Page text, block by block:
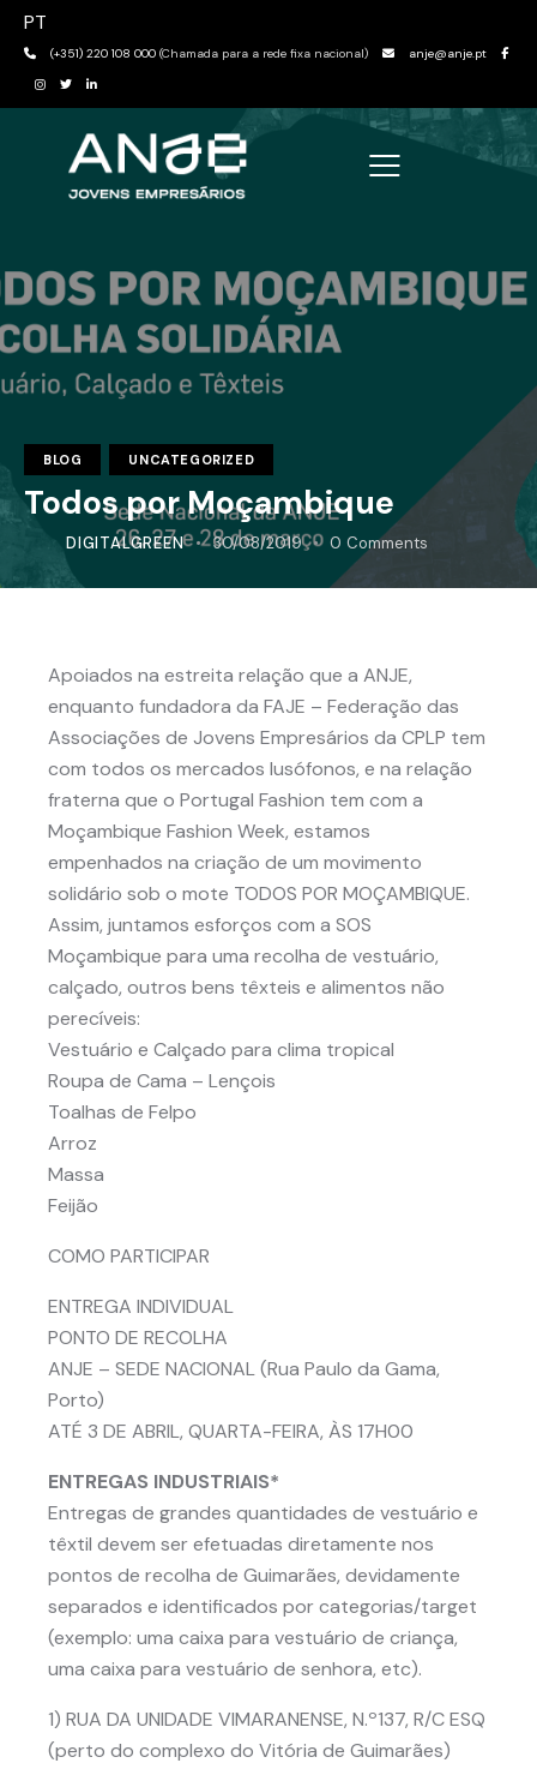
PT
(+351) 220 108 000 (Chamada para a rede fixa nacional) anje@anje.pt
BLOG UNCATEGORIZED
Todos por Moçambique
DIGITALGREEN 30/08/2019 0 Comments
Apoiados na estreita relação que a ANJE,
enquanto fundadora da FAJE – Federação das
Associações de Jovens Empresários da CPLP tem
com todos os mercados lusófonos, e na relação
fraterna que o Portugal Fashion tem com a
Moçambique Fashion Week, estamos
empenhados na criação de um movimento
solidário sob o mote TODOS POR MOÇAMBIQUE.
Assim, juntamos esforços com a SOS
Moçambique para uma recolha de vestuário,
calçado, outros bens têxteis e alimentos não
perecíveis:
Vestuário e Calçado para clima tropical
Roupa de Cama – Lençois
Toalhas de Felpo
Arroz
Massa
Feijão
COMO PARTICIPAR
ENTREGA INDIVIDUAL
PONTO DE RECOLHA
ANJE – SEDE NACIONAL (Rua Paulo da Gama,
Porto)
ATÉ 3 DE ABRIL, QUARTA-FEIRA, ÀS 17H00
ENTREGAS INDUSTRIAIS*
Entregas de grandes quantidades de vestuário e
têxtil devem ser efetuadas diretamente nos
pontos de recolha de Guimarães, devidamente
separados e identificados por categorias/target
(exemplo: uma caixa para vestuário de criança,
uma caixa para vestuário de senhora, etc).
1) RUA DA UNIDADE VIMARANENSE, N.º137, R/C ESQ
(perto do complexo do Vitória de Guimarães)